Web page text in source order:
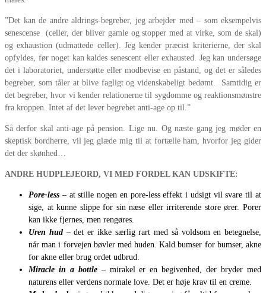
”Det kan de andre aldrings-begreber, jeg arbejder med – som eksempelvis
senescense (celler, der bliver gamle og stopper med at virke, som de skal)
og exhaustion (udmattede celler). Jeg kender præcist kriterierne, der skal
opfyldes, før noget kan kaldes senescent eller exhausted. Jeg kan undersøge
det i laboratoriet, understøtte eller modbevise en påstand, og det er således
begreber, som tåler at blive fagligt og videnskabeligt bedømt. Samtidig er
det begreber, hvor vi kender relationerne til sygdomme og reaktionsmønstre
fra kroppen. Intet af det lever begrebet anti-age op til.”
Så derfor skal anti-age på pension. Lige nu. Og næste gang jeg møder en
skeptisk bordherre, vil jeg glæde mig til at fortælle ham, hvorfor jeg gider
det der skønhed…
ANDRE HUDPLEJEORD, VI MED FORDEL KAN UDSKIFTE:
Pore-less – at stille nogen en pore-less effekt i udsigt vil svare til at
sige, at kunne slippe for sin næse eller irriterende store ører. Porer
kan ikke fjernes, men rengøres.
Uren hud– det er ikke særlig rart med så voldsom en betegnelse,
når man i forvejen bøvler med huden. Kald bumser for bumser, akne
for akne eller brug ordet udbrud.
Miracle in a bottle– mirakel er en begivenhed, der bryder med
naturens eller verdens normale love. Det er høje krav til en creme.